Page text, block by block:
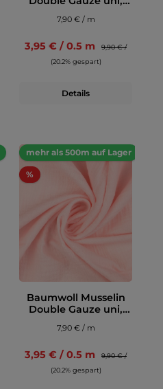
hellblau
7,90 € / m
3,95 € / 0.5 m
9,90 € /
(20.2% gespart)
Details
mehr als 500m auf Lager
%
Baumwoll Musselin
Double Gauze uni,
hellrosa
7,90 € / m
3,95 € / 0.5 m
9,90 € /
(20.2% gespart)